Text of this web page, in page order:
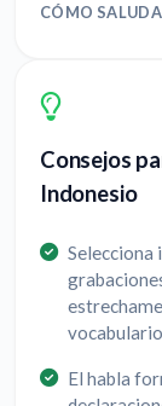
CÓMO
Consejos
Indonesio
Selecciona
El habla